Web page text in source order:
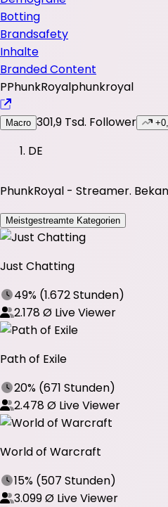
Botting
Brandsafety
Inhalte
Branded Content
PPhunkRoyalphunkroyal
Macro 301,9 Tsd. Follower
DE
PhunkRoyal - Streamer.
Meistgestreamte Kategorien
Just Chatting
49% (1.672 Stunden)
2.178Ø Live Viewer
Path of Exile
20% (671 Stunden)
2.478Ø Live Viewer
World of Warcraft
15% (507 Stunden)
3.099Ø Live Viewer